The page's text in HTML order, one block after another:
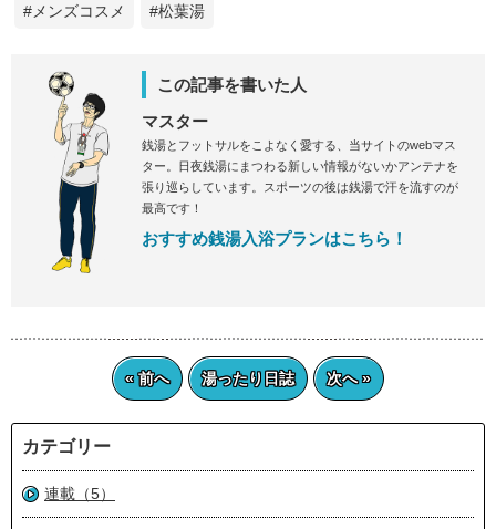
#メンズコスメ #松葉湯
この記事を書いた人
マスター
銭湯とフットサルをこよなく愛する、当サイトのwebマス
ター。日夜銭湯にまつわる新しい情報がないかアンテナを
張り巡らしています。スポーツの後は銭湯で汗を流すのが
最高です！
おすすめ銭湯入浴プランはこちら！
« 前へ 湯ったり日誌 次へ »
カテゴリー
連載（5）